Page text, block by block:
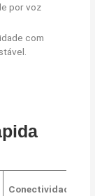
por voz
com
Conectividade